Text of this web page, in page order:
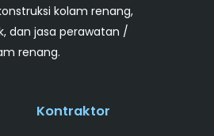
kolam renang,
dan jasa perawatan /
renang.
Kontraktor